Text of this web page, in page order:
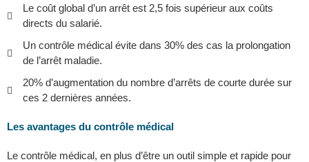
Le coût global d’un arrêt est 2,5 fois supérieur aux coûts
directs du salarié.
Un contrôle médical évite dans 30% des cas la prolongation
de l’arrêt maladie.
20% d’augmentation du nombre d’arrêts de courte durée sur
ces 2 dernières années.
Les avantages du contrôle médical
Le contrôle médical, en plus d’être un outil simple et rapide pour